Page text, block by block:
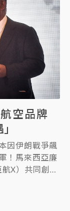
航空品牌
因伊朗戰爭飆
！馬來西亞廉
X）共同創辦
一家新的航
進行擴張，有